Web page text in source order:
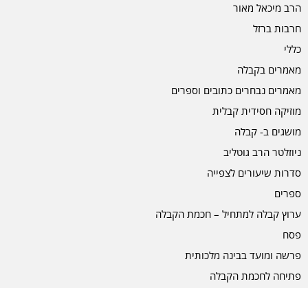
הרב מיכאל מאור
חרבות ברזל
כללי
מאמרים בקבלה
מאמרים נבחרים כתובים וספרים
מוזיקה חסידית קבלית
מושגים ב- קבלה
ניוזלטר הרב גוטליב
סדרות שיעורים לצפייה
ספרים
ערוץ קבלה למתחיל – חכמת הקבלה
פסח
פרשה ומועד בבינה מלכותית
פתיחה לחכמת הקבלה